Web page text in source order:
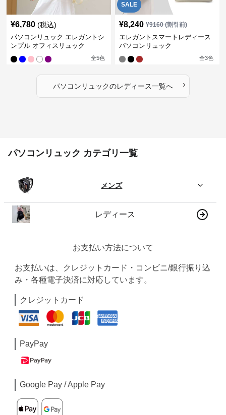
¥6,780 (税込)
パソコンリュック エレガントシ
ンプル オフィスリュック
全5色
SALE
¥8,240 ¥9160(割引前)
エレガントスマートレディース
パソコンリュック
全3色
パソコンリュックのレディース一覧へ ›
パソコンリュック カテゴリ一覧
メンズ
レディース
お支払い方法について
お支払いは、クレジットカード・コンビニ/銀行振り込
み・各種電子決済に対応しています。
クレジットカード
PayPay
Google Pay / Apple Pay